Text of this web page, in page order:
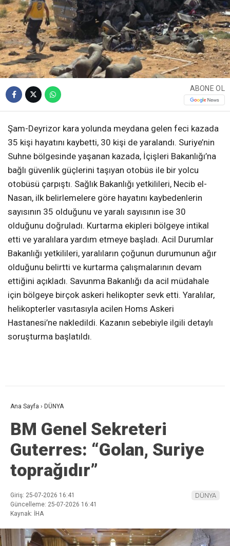
ABONE OL
Şam-Deyrizor kara yolunda meydana gelen feci kazada
35 kişi hayatını kaybetti, 30 kişi de yaralandı. Suriye’nin
Suhne bölgesinde yaşanan kazada, İçişleri Bakanlığı’na
bağlı güvenlik güçlerini taşıyan otobüs ile bir yolcu
otobüsü çarpıştı. Sağlık Bakanlığı yetkilileri, Necib el-
Nasan, ilk belirlemelere göre hayatını kaybedenlerin
sayısının 35 olduğunu ve yaralı sayısının ise 30
olduğunu doğruladı. Kurtarma ekipleri bölgeye intikal
etti ve yaralılara yardım etmeye başladı. Acil Durumlar
Bakanlığı yetkilileri, yaralıların çoğunun durumunun ağır
olduğunu belirtti ve kurtarma çalışmalarının devam
ettiğini açıkladı. Savunma Bakanlığı da acil müdahale
için bölgeye birçok askeri helikopter sevk etti. Yaralılar,
helikopterler vasıtasıyla acilen Homs Askeri
Hastanesi’ne nakledildi. Kazanın sebebiyle ilgili detaylı
soruşturma başlatıldı.
Ana Sayfa › DÜNYA
BM Genel Sekreteri
Guterres: “Golan, Suriye
toprağıdır”
Giriş: 25-07-2026 16:41
Güncelleme: 25-07-2026 16:41
Kaynak: İHA
DÜNYA